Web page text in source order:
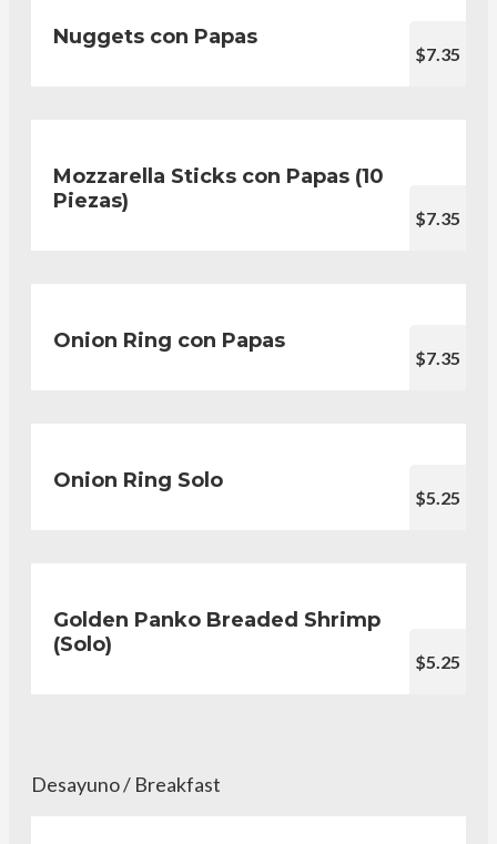
Nuggets con Papas
$7.35
Mozzarella Sticks con Papas (10
Piezas)
$7.35
Onion Ring con Papas
$7.35
Onion Ring Solo
$5.25
Golden Panko Breaded Shrimp
(Solo)
$5.25
Desayuno / Breakfast